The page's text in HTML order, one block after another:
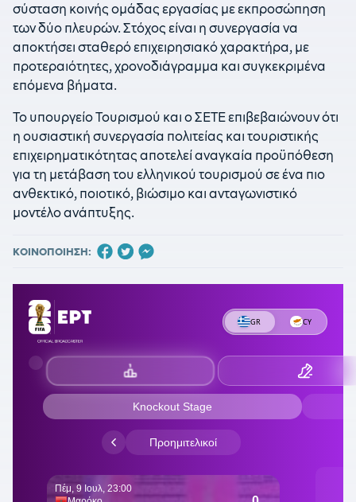
σύσταση κοινής ομάδας εργασίας με εκπροσώπηση
των δύο πλευρών. Στόχος είναι η συνεργασία να
αποκτήσει σταθερό επιχειρησιακό χαρακτήρα, με
προτεραιότητες, χρονοδιάγραμμα και συγκεκριμένα
επόμενα βήματα.
Το υπουργείο Τουρισμού και ο ΣΕΤΕ επιβεβαιώνουν ότι
η ουσιαστική συνεργασία πολιτείας και τουριστικής
επιχειρηματικότητας αποτελεί αναγκαία προϋπόθεση
για τη μετάβαση του ελληνικού τουρισμού σε ένα πιο
ανθεκτικό, ποιοτικό, βιώσιμο και ανταγωνιστικό
μοντέλο ανάπτυξης.
ΚΟΙΝΟΠΟΙΗΣΗ: